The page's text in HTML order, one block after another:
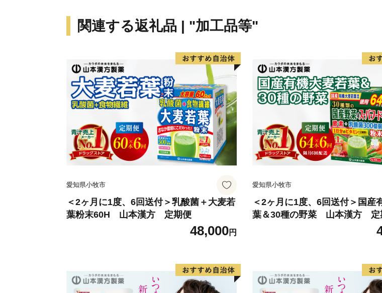
関連する返礼品 | "加工品等"
愛知県小牧市
＜2ヶ月に1度、6回送付＞乳酸菌＋大麦若
葉粉末60H 山本漢方 定期便
48,000円
愛知県小牧市
＜2ヶ月に1度、6回送付＞国産
葉＆30種の野菜 山本漢方 定